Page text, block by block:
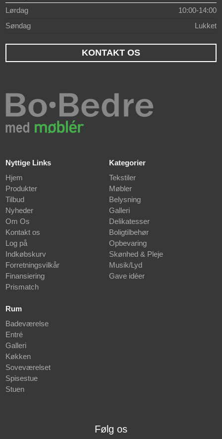
Lørdag
10:00-14:00
Søndag
Lukket
KONTAKT OS
Nyttige Links
Hjem
Produkter
Tilbud
Nyheder
Om Os
Kontakt os
Log på
Indkøbskurv
Forretningsvilkår
Finansiering
Prismatch
Kategorier
Tekstiler
Møbler
Belysning
Galleri
Delikatesser
Boligtilbehør
Opbevaring
Skønhed & Pleje
Musik/Lyd
Gave idéer
Rum
Badeværelse
Entré
Galleri
Køkken
Soveværelset
Spisestue
Stuen
Følg os